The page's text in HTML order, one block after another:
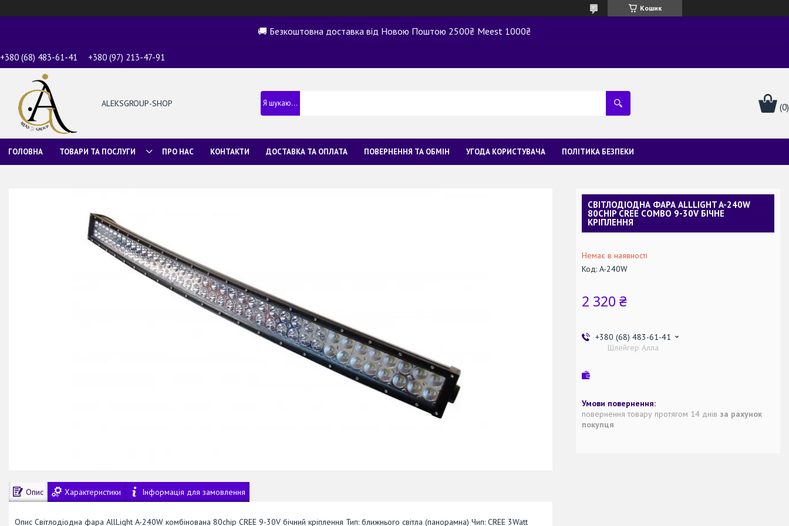
Кошик
🚚 Безкоштовна доставка від Новою Поштою 2500₴ Meest 1000₴
+380 (68) 483-61-41 +380 (97) 213-47-91
ALEKSGROUP-SHOP
ГОЛОВНА ТОВАРИ ТА ПОСЛУГИ ПРО НАС КОНТАКТИ ДОСТАВКА ТА ОПЛАТА ПОВЕРНЕННЯ ТА ОБМІН УГОДА КОРИСТУВАЧА ПОЛІТИКА БЕЗПЕКИ
Опис Характеристики Інформація для замовлення
Опис Світлодіодна фара AllLight A-240W комбінована 80chip CREE 9-30V бічний кріплення Тип: ближнього світла (панорамна) Чип: CREE 3Watt
СВІТЛОДІОДНА ФАРА ALLLIGHT A-240W
80CHIP CREE COMBO 9-30V БІЧНЕ
КРІПЛЕННЯ
Немає в наявності
Код: A-240W
2 320 ₴
+380 (68) 483-61-41
Шлейгер Алла
повернення товару протягом 14 днів за рахунок
покупця